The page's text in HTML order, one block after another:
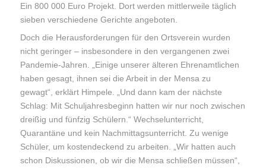
Ein 800 000 Euro Projekt. Dort werden mittlerweile täglich
sieben verschiedene Gerichte angeboten.
Doch die Herausforderungen für den Ortsverein wurden
nicht geringer – insbesondere in den vergangenen zwei
Pandemie-Jahren. „Einige unserer älteren Ehrenamtlichen
haben gesagt, ihnen sei die Arbeit in der Mensa zu
gewagt“, erklärt Himpele. „Und dann kam der nächste
Schlag: Mit Schuljahresbeginn hatten wir nur noch zwischen
dreißig und fünfzig Schülern.“ Wechselunterricht,
Quarantäne und kein Nachmittagsunterricht. Zu wenige
Schüler, um kostendeckend zu arbeiten. „Wir hatten auch
schon Diskussionen, ob wir die Mensa schließen müssen“,